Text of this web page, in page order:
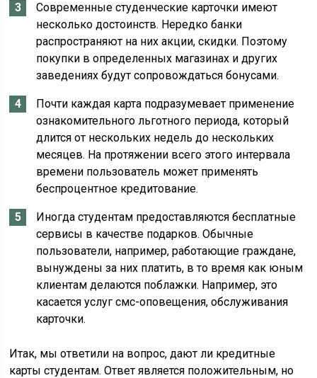
Современные студенческие карточки имеют
несколько достоинств. Нередко банки
распространяют на них акции, скидки. Поэтому
покупки в определенных магазинах и других
заведениях будут сопровождаться бонусами.
Почти каждая карта подразумевает применение
ознакомительного льготного периода, который
длится от нескольких недель до нескольких
месяцев. На протяжении всего этого интервала
времени пользователь может применять
беспроцентное кредитование.
Иногда студентам предоставляются бесплатные
сервисы в качестве подарков. Обычные
пользователи, например, работающие граждане,
вынуждены за них платить, в то время как юным
клиентам делаются поблажки. Например, это
касается услуг смс-оповещения, обслуживания
карточки.
Итак, мы ответили на вопрос, дают ли кредитные
карты студентам. Ответ является положительным, но